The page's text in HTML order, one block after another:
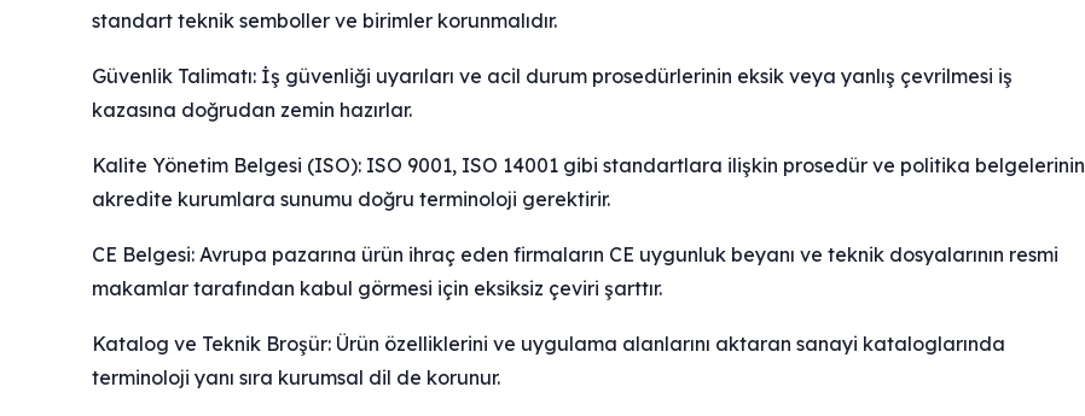
standart teknik semboller ve birimler korunmalıdır.
Güvenlik Talimatı: İş güvenliği uyarıları ve acil durum prosedürlerinin eksik veya yanlış çevrilmesi iş
kazasına doğrudan zemin hazırlar.
Kalite Yönetim Belgesi (ISO): ISO 9001, ISO 14001 gibi standartlara ilişkin prosedür ve politika belgelerinin
akredite kurumlara sunumu doğru terminoloji gerektirir.
CE Belgesi: Avrupa pazarına ürün ihraç eden firmaların CE uygunluk beyanı ve teknik dosyalarının resmi
makamlar tarafından kabul görmesi için eksiksiz çeviri şarttır.
Katalog ve Teknik Broşür: Ürün özelliklerini ve uygulama alanlarını aktaran sanayi kataloglarında
terminoloji yanı sıra kurumsal dil de korunur.